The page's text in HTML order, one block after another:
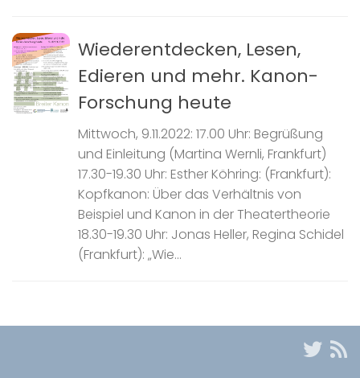
Wiederentdecken, Lesen,
Edieren und mehr. Kanon-
Forschung heute
Mittwoch, 9.11.2022: 17.00 Uhr: Begrüßung
und Einleitung (Martina Wernli, Frankfurt)
17.30-19.30 Uhr: Esther Köhring: (Frankfurt):
Kopfkanon: Über das Verhältnis von
Beispiel und Kanon in der Theatertheorie
18.30-19.30 Uhr: Jonas Heller, Regina Schidel
(Frankfurt): „Wie...